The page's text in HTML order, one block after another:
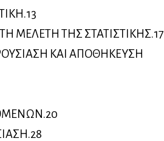
ΜΕΛΕΤΗ ΤΗΣ ΣΤΑΤΙΣΤΙΚΗΣ.17
ΚΑΙ ΑΠΟΘΗΚΕΥΣΗ